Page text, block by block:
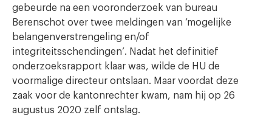
gebeurde na een vooronderzoek van bureau
Berenschot over twee meldingen van ‘mogelijke
belangenverstrengeling en/of
integriteitsschendingen’. Nadat het definitief
onderzoeksrapport klaar was, wilde de HU de
voormalige directeur ontslaan. Maar voordat deze
zaak voor de kantonrechter kwam, nam hij op 26
augustus 2020 zelf ontslag.